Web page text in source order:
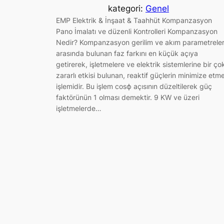
kategori: Genel
EMP Elektrik & İnşaat & Taahhüt Kompanzasyon
Pano İmalatı ve düzenli Kontrolleri Kompanzasyon
Nedir? Kompanzasyon gerilim ve akım
arasında bulunan faz farkını en küçük açıya
getirerek, işletmelere ve elektrik sistemlerine bir
zararlı etkisi bulunan, reaktif güçlerin minimize
işlemidir. Bu işlem cosϕ açısının düzeltilerek güç
faktörünün 1 olması demektir. 9 KW ve üzeri
işletmelerde…